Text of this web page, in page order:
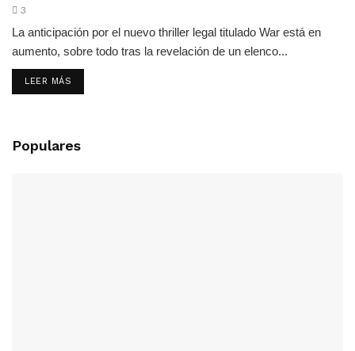
3
La anticipación por el nuevo thriller legal titulado War está en
aumento, sobre todo tras la revelación de un elenco...
LEER MÁS
Populares